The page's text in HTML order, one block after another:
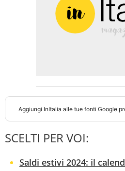
Aggiungi InItalia alle tue fonti Google
SCELTI PER VOI:
Saldi estivi 2024: il